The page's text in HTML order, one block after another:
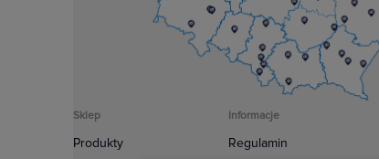
Sklep
Produkty
Informacje
Regulamin